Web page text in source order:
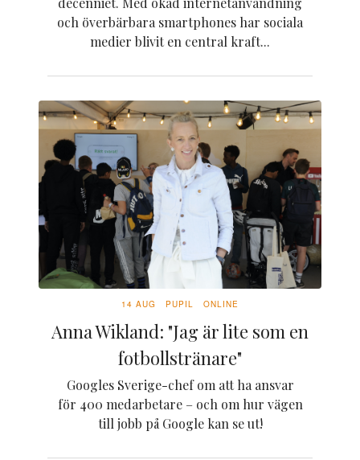
och överbärbara smartphones har sociala
medier blivit en central kraft...
14 AUG PUPIL ONLINE
Anna Wikland: "Jag är lite som en
fotbollstränare"
Googles Sverige-chef om att ha ansvar
för 400 medarbetare – och om hur vägen
till jobb på Google kan se ut!